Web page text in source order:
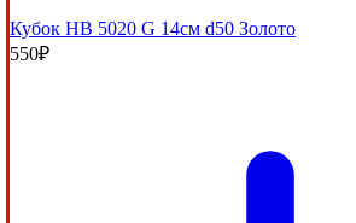
Кубок HB 5020 G 14см d50 Золото
550₽